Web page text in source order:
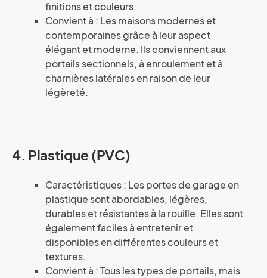
finitions et couleurs.
Convient à : Les maisons modernes et
contemporaines grâce à leur aspect
élégant et moderne. Ils conviennent aux
portails sectionnels, à enroulement et à
charnières latérales en raison de leur
légèreté.
4. Plastique (PVC)
Caractéristiques : Les portes de garage en
plastique sont abordables, légères,
durables et résistantes à la rouille. Elles sont
également faciles à entretenir et
disponibles en différentes couleurs et
textures.
Convient à : Tous les types de portails, mais